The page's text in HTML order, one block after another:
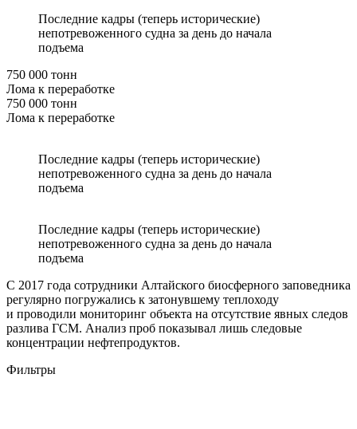
Последние кадры (теперь исторические)
непотревоженного судна за день до начала
подъема
750 000 тонн
Лома к переработке
750 000 тонн
Лома к переработке
Последние кадры (теперь исторические)
непотревоженного судна за день до начала
подъема
Последние кадры (теперь исторические)
непотревоженного судна за день до начала
подъема
С 2017 года сотрудники Алтайского биосферного заповедника
регулярно погружались к затонувшему теплоходу
и проводили мониторинг объекта на отсутствие явных следов
разлива ГСМ. Анализ проб показывал лишь следовые
концентрации нефтепродуктов.
Фильтры